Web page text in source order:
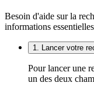
Besoin d'aide sur la
informations
1. Lancer votre
Pour lancer une
un des deux